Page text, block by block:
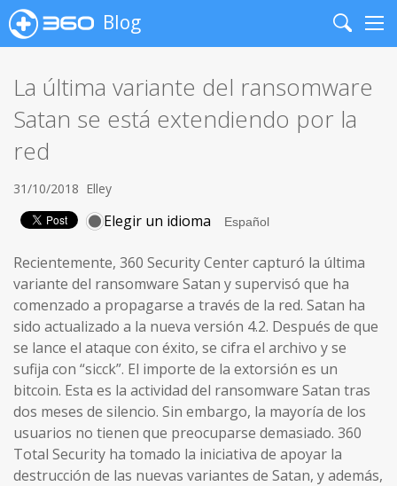
Blog
Search
La última variante del ransomware
Satan se está extendiendo por la
red
31/10/2018 Elley
Elegir un idioma
Recientemente, 360 Security Center capturó la última
variante del ransomware Satan y supervisó que ha
comenzado a propagarse a través de la red. Satan ha
sido actualizado a la nueva versión 4.2. Después de que
se lance el ataque con éxito, se cifra el archivo y se
sufija con “sicck”. El importe de la extorsión es un
bitcoin. Esta es la actividad del ransomware Satan tras
dos meses de silencio. Sin embargo, la mayoría de los
usuarios no tienen que preocuparse demasiado. 360
Total Security ha tomado la iniciativa de apoyar la
destrucción de las nuevas variantes de Satan, y además,